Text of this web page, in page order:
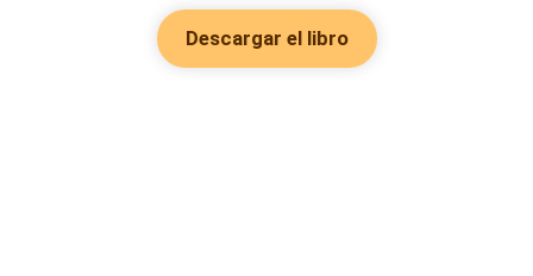
Descargar el libro